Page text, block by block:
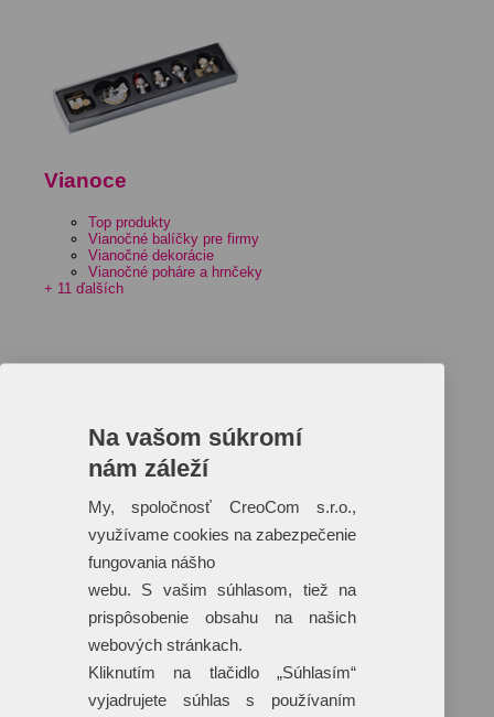
Vianoce
Top produkty
Vianočné balíčky pre firmy
Vianočné dekorácie
Vianočné poháre a hrnčeky
+ 11 ďalších
Na vašom súkromí
nám záleží
My, spoločnosť CreoCom s.r.o.,
využívame cookies na zabezpečenie
fungovania nášho
webu. S vašim súhlasom, tiež na
prispôsobenie obsahu na našich
webových stránkach.
Kliknutím na tlačidlo „Súhlasím“
vyjadrujete súhlas s používaním